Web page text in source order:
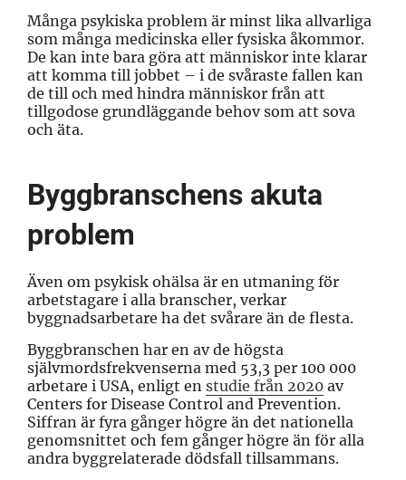
Många psykiska problem är minst lika allvarliga
som många medicinska eller fysiska åkommor.
De kan inte bara göra att människor inte klarar
att komma till jobbet – i de svåraste fallen kan
de till och med hindra människor från att
tillgodose grundläggande behov som att sova
och äta.
Byggbranschens akuta
problem
Även om psykisk ohälsa är en utmaning för
arbetstagare i alla branscher, verkar
byggnadsarbetare ha det svårare än de flesta.
Byggbranschen har en av de högsta
självmordsfrekvenserna med 53,3 per 100 000
arbetare i USA, enligt en studie från 2020 av
Centers for Disease Control and Prevention.
Siffran är fyra gånger högre än det nationella
genomsnittet och fem gånger högre än för alla
andra byggrelaterade dödsfall tillsammans.